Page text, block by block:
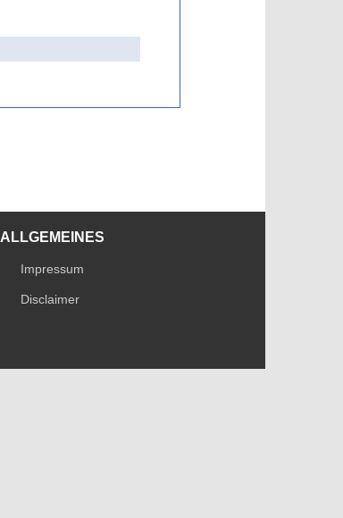
ALLGEMEINES
Impressum
Disclaimer